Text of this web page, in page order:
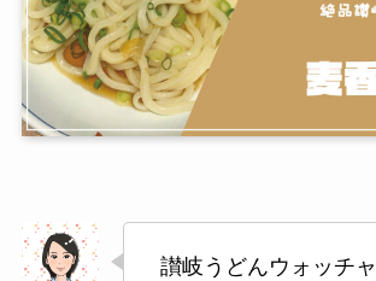
讃岐うどんウォッチ